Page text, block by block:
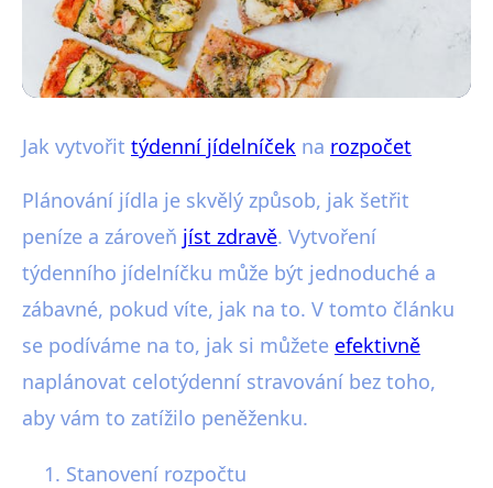
Plánování jídelníčku
Týdenní Jídelníček na Rozpočet
5. 1. 2026· 5 min čtení · Autor: Martina Jelínková
Jak vytvořit týdenní jídelníček na rozpočet
Plánování jídla je skvělý způsob, jak šetřit
peníze a zároveň jíst zdravě. Vytvoření
týdenního jídelníčku může být jednoduché a
zábavné, pokud víte, jak na to. V tomto článku
se podíváme na to, jak si můžete efektivně
naplánovat celotýdenní stravování bez toho,
aby vám to zatížilo peněženku.
Stanovení rozpočtu